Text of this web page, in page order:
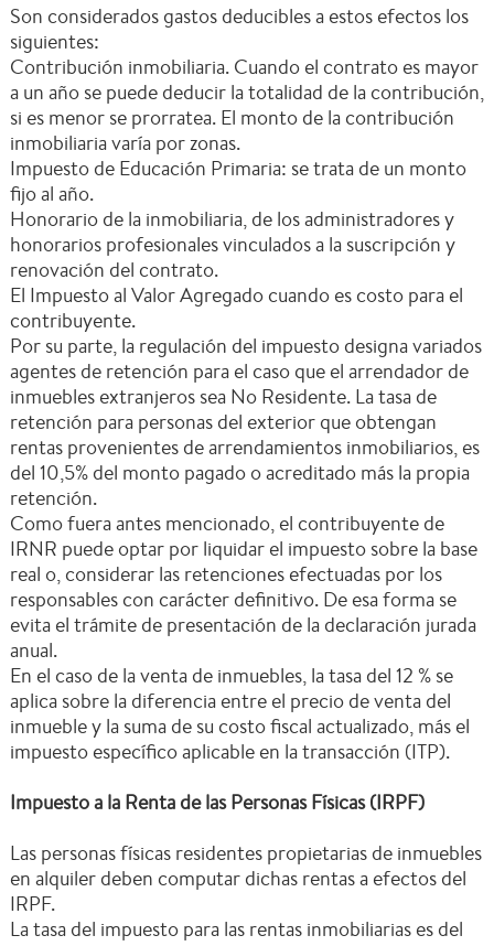
Son considerados gastos deducibles a estos efectos los
siguientes:
Contribución inmobiliaria. Cuando el contrato es mayor
a un año se puede deducir la totalidad de la contribución,
si es menor se prorratea. El monto de la contribución
inmobiliaria varía por zonas.
Impuesto de Educación Primaria: se trata de un monto
fijo al año.
Honorario de la inmobiliaria, de los administradores y
honorarios profesionales vinculados a la suscripción y
renovación del contrato.
El Impuesto al Valor Agregado cuando es costo para el
contribuyente.
Por su parte, la regulación del impuesto designa variados
agentes de retención para el caso que el arrendador de
inmuebles extranjeros sea No Residente. La tasa de
retención para personas del exterior que obtengan
rentas provenientes de arrendamientos inmobiliarios, es
del 10,5% del monto pagado o acreditado más la propia
retención.
Como fuera antes mencionado, el contribuyente de
IRNR puede optar por liquidar el impuesto sobre la base
real o, considerar las retenciones efectuadas por los
responsables con carácter definitivo. De esa forma se
evita el trámite de presentación de la declaración jurada
anual.
En el caso de la venta de inmuebles, la tasa del 12 % se
aplica sobre la diferencia entre el precio de venta del
inmueble y la suma de su costo fiscal actualizado, más el
impuesto específico aplicable en la transacción (ITP).
Impuesto a la Renta de las Personas Físicas (IRPF)
Las personas físicas residentes propietarias de inmuebles
en alquiler deben computar dichas rentas a efectos del
IRPF.
La tasa del impuesto para las rentas inmobiliarias es del